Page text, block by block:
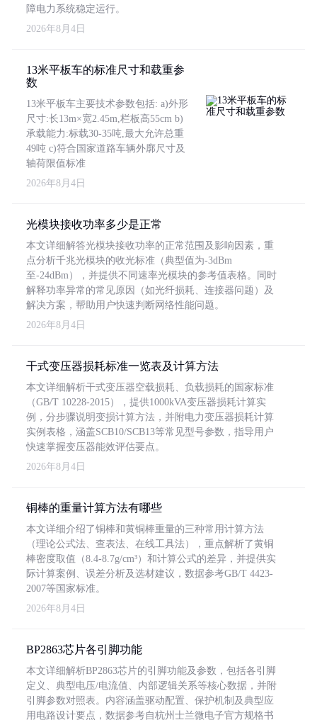
障电力系统稳定运行。
2026年8月4日
13米平板车的标准尺寸和载重参
数
13米平板车主要技术参数包括: a)外形
尺寸:长13m×宽2.45m,栏板高55cm b)
承载能力:标载30-35吨,最大允许总重
49吨 c)符合国家道路车辆外廓尺寸及
轴荷限值标准
2026年8月4日
光模块接收功率多少是正常
本文详细解答光模块接收功率的正常范围及影响因素，重
点分析千兆光模块的收光标准（典型值为-3dBm
至-24dBm），并提供不同速率光模块的参考值表格。同时
解释功率异常的常见原因（如光纤损耗、连接器问题）及
解决方案，帮助用户快速判断网络性能问题。
2026年8月4日
干式变压器损耗标准一览表及计算方法
本文详细解析干式变压器空载损耗、负载损耗的国家标准
（GB/T 10228-2015），提供1000kVA变压器损耗计算实
例，分步骤说明变损计算方法，并附电力变压器损耗计算
实例表格，涵盖SCB10/SCB13等常见型号参数，指导用户
快速掌握变压器能效评估要点。
2026年8月4日
铜棒的重量计算方法有哪些
本文详细介绍了铜棒和黄铜棒重量的三种常用计算方法
（理论公式法、查表法、在线工具法），重点解析了黄铜
棒密度取值（8.4-8.7g/cm³）和计算公式的差异，并提供实
际计算案例、误差分析及选材建议，数据参考GB/T 4423-
2007等国家标准。
2026年8月4日
BP2863芯片各引脚功能
本文详细解析BP2863芯片的引脚功能及参数，包括各引脚
定义、典型电压/电流值、内部逻辑关系等核心数据，并附
引脚参数对照表。内容涵盖驱动配置、保护机制及典型应
用电路设计要点，数据参考自杭州士兰微电子官方规格书